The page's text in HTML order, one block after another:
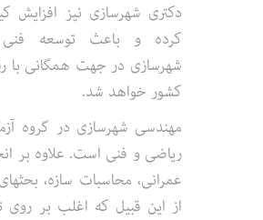
دکتری شهرسازی نیز افزایش
کرده و باعث توسعه
شهرسازی در جهت همگانی با
کشور خواهد شد.
مهندسی شهرسازی در گروه
ریاضی و فنی است. علاوه بر
عمرانی، محاسبات سازه،
از این قبیل که اغلب بر روی